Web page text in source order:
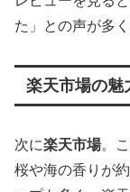
た」との声が多
楽天市場の魅
次に楽天市場。
桜や海の香りが